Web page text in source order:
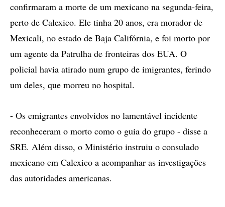
confirmaram a morte de um mexicano na segunda-feira,
perto de Calexico. Ele tinha 20 anos, era morador de
Mexicali, no estado de Baja Califórnia, e foi morto por
um agente da Patrulha de fronteiras dos EUA. O
policial havia atirado num grupo de imigrantes, ferindo
um deles, que morreu no hospital.
- Os emigrantes envolvidos no lamentável incidente
reconheceram o morto como o guia do grupo - disse a
SRE. Além disso, o Ministério instruiu o consulado
mexicano em Calexico a acompanhar as investigações
das autoridades americanas.